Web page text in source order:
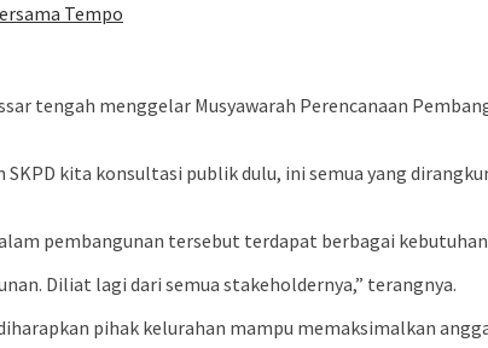
Tempo
tengah menggelar Musyawarah Perencanaan
kita konsultasi publik dulu, ini semua yang
pembangunan tersebut terdapat berbagai
Diliat lagi dari semua stakeholdernya,” terangnya.
pihak kelurahan mampu memaksimalkan